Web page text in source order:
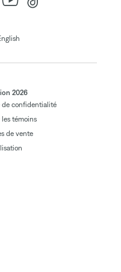
2026
de confidentialité
témoins
de vente